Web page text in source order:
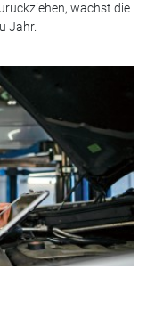
wächst die
Jahr.